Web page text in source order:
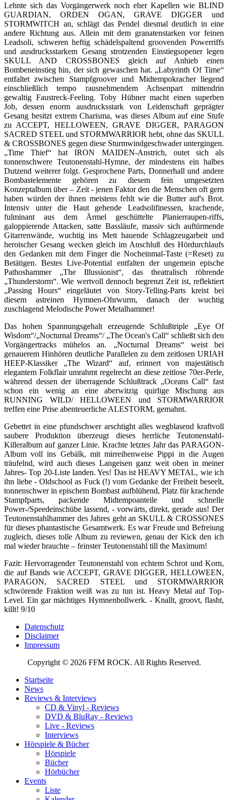
Lehnte sich das Vorgängerwerk noch eher Kapellen wie BLIND
GUARDIAN, ORDEN OGAN, GRAVE DIGGER und
STORMWITCH an, schlägt das Pendel diesmal deutlich in eine
andere Richtung aus. Allein mit dem granatenstarken vor feinen
Leadsoli, schweren heftig schädelspaltend groovenden Powerriffs
und ausdrucksstarkem Gesang strotzenden Einstiegsopener legen
SKULL AND CROSSBONES gleich auf Anhieb einen
Bombeneinstieg hin, der sich gewaschen hat. „Labyrinth Of Time“
entfaltet zwischen Stampfgroover und Midtempokracher liegend
einschließlich tempo rausnehmendem Achsenpart mittendrin
gewaltig Faustreck-Feeling. Toby Hübner macht einen superben
Job, dessen enorm ausdrucksstark von Leidenschaft geprägter
Gesang besitzt extrem Charisma, was dieses Album auf eine Stufe
zu ACCEPT, HELLOWEEN, GRAVE DIGGER, PARAGON
SACRED STEEL und STORMWARRIOR hebt, ohne das SKULL
& CROSSBONES gegen diese Sturmwindgeschwader untergingen.
„Time Thief“ hat IRON MAIDEN-Anstrich, outet sich als
tonnenschwere Teutonenstahl-Hymne, der mindestens ein halbes
Dutzend weiterer folgt. Gesprochene Parts, Donnerhall und andere
Bombastelemente gehören zu diesem fein umgesetzten
Konzeptalbum über – Zeit - jenen Faktor den die Menschen oft gern
haben würden der ihnen meistens fehlt wie die Butter auf's Brot.
Intensiv unter die Haut gehende Leadsolifinessen, krachende,
fulminant aus dem Ärmel geschüttelte Planierraupen-riffs,
galoppierende Attacken, satte Bassläufe, massiv sich auftürmende
Gitarrenwände, wuchtig ins Mett hauende Schlagzeugarbeit und
heroischer Gesang wecken gleich im Anschluß des Hördurchlaufs
den Gedanken mit dem Finger die Nocheinmal-Taste (=Reset) zu
Betätigen. Bestes Live-Potential entfalten der ungemein epische
Pathoshammer „The Illussionist“, das theatralisch röhrende
„Thunderstorm“. Wie wertvoll dennoch begrenzt Zeit ist, reflektiert
„Passing Hours“ eingeläutet von Story-Telling-Parts kreist bei
diesem astreinen Hymnen-Ohrwurm, danach der wuchtig
zuschlagend Melodische Power Metalhammer!
Das hohen Spannungsgehalt erzeugende Schlußtriple „Eye Of
Wisdom“/„Nocturnal Dreams“/ „The Ocean's Call“ schließt sich den
Vorgängertracks mühelos an. „Nocturnal Dreams“ weist bei
genauerem Hinhören deutliche Parallelen zu dem zeitlosen URIAH
HEEP-Klassiker „The Wizard“ auf, erinnert von majestätisch
elegantem Folkflair umrahmt regelrecht an diese zeitlose 70er-Perle,
während dessen der überragende Schlußtrack „Oceans Call“ fast
schon ein wenig an eine aberwitzig quirlige Mischung aus
RUNNING WILD/ HELLOWEEN und STORMWARRIOR
treffen eine Prise abenteuerliche ALESTORM, gemahnt.
Gebettet in eine pfundschwer arschtight alles wegblasend kraftvoll
saubere Produktion überzeugt dieses herrliche Teutonenstahl-
Killeralbum auf ganzer Linie. Krachte letztes Jahr das PARAGON-
Album voll ins Gebälk, mit mirreihenweise Pippi in die Augen
träufelnd, wird auch dieses Langeisen ganz weit oben in meiner
Jahres- Top 20-Liste landen. Yes! Das ist HEAVY METAL, wie ich
ihn liebe - Oldschool as Fuck (!) vom Gedanke der Freiheit beseelt,
tonnenschwer in epischem Bombast aufblühend, Platz für krachende
Stampfparts, packende Midtempoanteile und schnelle
Power-/Speedeinschübe lassend, - vorwärts, direkt, gerade aus! Der
Teutonenstahlhammer des Jahres geht an SKULL & CROSSONES
für dieses phantastische Gesamtwerk. Es war Freude und Befreiung
zugleich, dieses tolle Album zu reviewen, genau der Kick den ich
mal wieder brauchte – feinster Teutonenstahl till the Maximum!
Fazit: Hervorragender Teutonenstahl von echtem Schrot und Korn,
die auf Bands wie ACCEPT, GRAVE DIGGER, HELLOWEEN,
PARAGON, SACRED STEEL und STORMWARRIOR
schwörende Fraktion weiß was zu tun ist. Heavy Metal auf Top-
Level. Ein gar mächtiges Hymnenbollwerk. - Knallt, groovt, flasht,
killt! 9/10
Datenschutz
Disclaimer
Impressum
Copyright © 2026 FFM ROCK. All Rights Reserved.
Startseite
News
Reviews & Interviews
CD & Vinyl - Reviews
DVD & BluRay - Reviews
Live - Reviews
Interviews
Hörspiele & Bücher
Hörspiele
Bücher
Hörbücher
Events
Liste